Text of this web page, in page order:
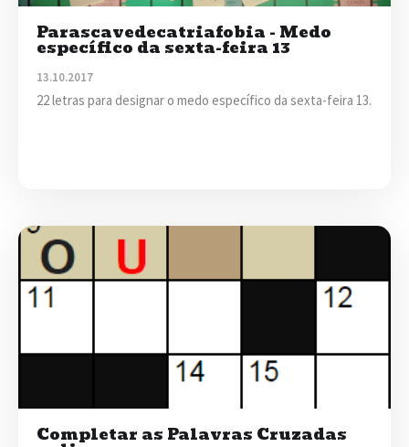
Parascavedecatriafobia - Medo
específico da sexta-feira 13
13.10.2017
22 letras para designar o medo específico da sexta-feira 13.
Completar as Palavras Cruzadas